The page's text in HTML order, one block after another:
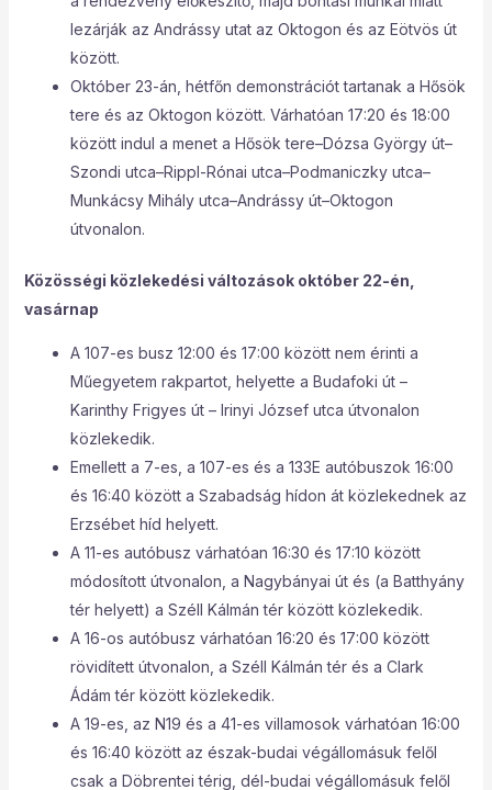
lezárják az Andrássy utat az Oktogon és az Eötvös út
között.
Október 23-án, hétfőn demonstrációt tartanak a Hősök
tere és az Oktogon között. Várhatóan 17:20 és 18:00
között indul a menet a Hősök tere–Dózsa György út–
Szondi utca–Rippl-Rónai utca–Podmaniczky utca–
Munkácsy Mihály utca–Andrássy út–Oktogon
útvonalon.
Közösségi közlekedési változások október 22-én,
vasárnap
A 107-es busz 12:00 és 17:00 között nem érinti a
Műegyetem rakpartot, helyette a Budafoki út –
Karinthy Frigyes út – Irinyi József utca útvonalon
közlekedik.
Emellett a 7-es, a 107-es és a 133E autóbuszok 16:00
és 16:40 között a Szabadság hídon át közlekednek az
Erzsébet híd helyett.
A 11-es autóbusz várhatóan 16:30 és 17:10 között
módosított útvonalon, a Nagybányai út és (a Batthyány
tér helyett) a Széll Kálmán tér között közlekedik.
A 16-os autóbusz várhatóan 16:20 és 17:00 között
rövidített útvonalon, a Széll Kálmán tér és a Clark
Ádám tér között közlekedik.
A 19-es, az N19 és a 41-es villamosok várhatóan 16:00
és 16:40 között az észak-budai végállomásuk felől
csak a Döbrentei térig, dél-budai végállomásuk felől